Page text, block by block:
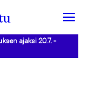
ajaksi 20.7. -